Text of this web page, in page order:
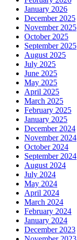
January 2026
December 2025
November 2025
October 2025
September 2025
August 2025
July 2025
June 2025
May 2025
April 2025
March 2025
February 2025
January 2025
December 2024
November 2024
October 2024
September 2024
August 2024
July 2024
May 2024
April 2024
March 2024
February 2024
January 2024
December 2023